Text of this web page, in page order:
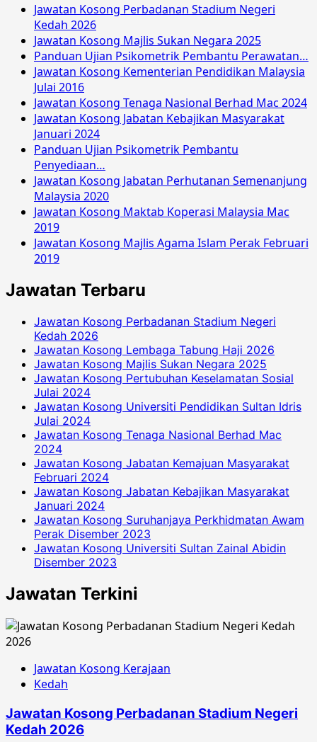
Jawatan Kosong Perbadanan Stadium Negeri
Kedah 2026
Jawatan Kosong Majlis Sukan Negara 2025
Panduan Ujian Psikometrik Pembantu Perawatan…
Jawatan Kosong Kementerian Pendidikan Malaysia
Julai 2016
Jawatan Kosong Tenaga Nasional Berhad Mac 2024
Jawatan Kosong Jabatan Kebajikan Masyarakat
Januari 2024
Panduan Ujian Psikometrik Pembantu
Penyediaan…
Jawatan Kosong Jabatan Perhutanan Semenanjung
Malaysia 2020
Jawatan Kosong Maktab Koperasi Malaysia Mac
2019
Jawatan Kosong Majlis Agama Islam Perak Februari
2019
Jawatan Terbaru
Jawatan Kosong Perbadanan Stadium Negeri
Kedah 2026
Jawatan Kosong Lembaga Tabung Haji 2026
Jawatan Kosong Majlis Sukan Negara 2025
Jawatan Kosong Pertubuhan Keselamatan Sosial
Julai 2024
Jawatan Kosong Universiti Pendidikan Sultan Idris
Julai 2024
Jawatan Kosong Tenaga Nasional Berhad Mac
2024
Jawatan Kosong Jabatan Kemajuan Masyarakat
Februari 2024
Jawatan Kosong Jabatan Kebajikan Masyarakat
Januari 2024
Jawatan Kosong Suruhanjaya Perkhidmatan Awam
Perak Disember 2023
Jawatan Kosong Universiti Sultan Zainal Abidin
Disember 2023
Jawatan Terkini
Jawatan Kosong Kerajaan
Kedah
Jawatan Kosong Perbadanan Stadium Negeri
Kedah 2026